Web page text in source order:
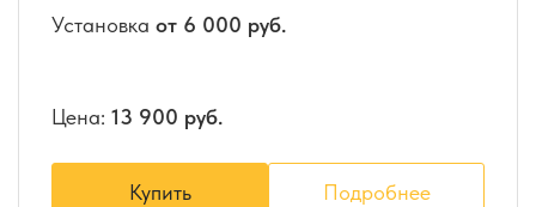
Установка от 6 000 руб.
Цена: 13 900 руб.
Купить Подробнее